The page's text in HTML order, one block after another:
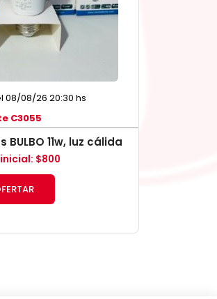
08/08/26 20:30 hs
C3055
11w, luz cálida
: $800